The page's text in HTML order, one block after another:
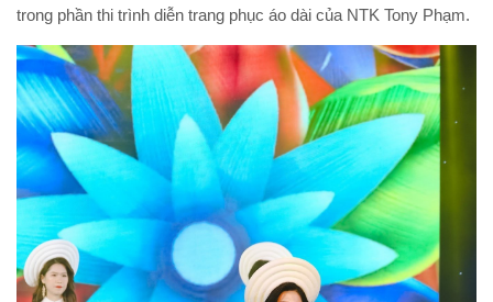
trong phần thi trình diễn trang phục áo dài của NTK Tony Phạm.